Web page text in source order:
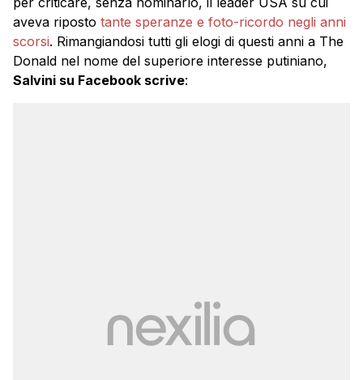
aveva riposto tante speranze e foto-ricordo negli anni
scorsi. Rimangiandosi tutti gli elogi di questi anni a The
Donald nel nome del superiore interesse putiniano,
Salvini su Facebook scrive: